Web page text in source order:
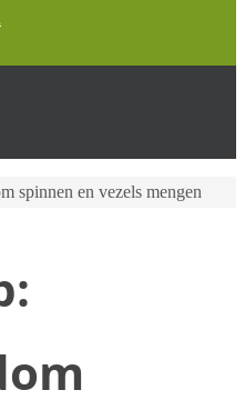
spinnen en vezels mengen